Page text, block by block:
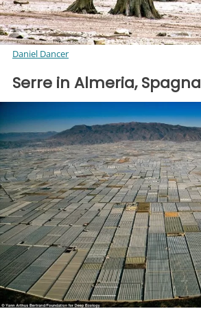
Daniel Dancer
Serre in Almeria, Spagna